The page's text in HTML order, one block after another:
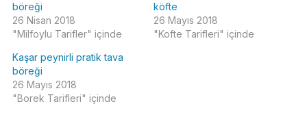
böreği
26 Nisan 2018
"Milfoylu Tarifler" içinde
köfte
26 Mayıs 2018
"Kofte Tarifleri" içinde
Kaşar peynirli pratik tava
böreği
26 Mayıs 2018
"Borek Tarifleri" içinde